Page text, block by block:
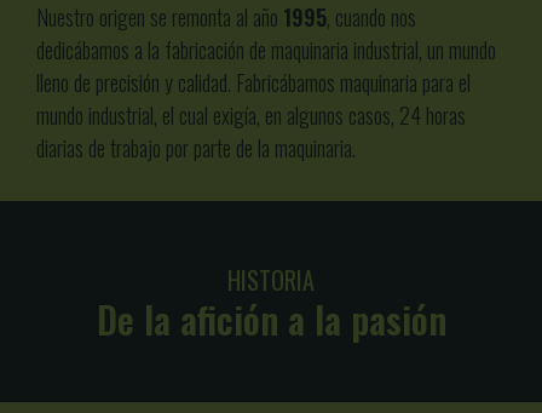
Nuestro origen se remonta al año 1995, cuando nos
dedicábamos a la fabricación de maquinaria industrial, un mundo
lleno de precisión y calidad. Fabricábamos maquinaria para el
mundo industrial, el cual exigía, en algunos casos, 24 horas
diarias de trabajo por parte de la maquinaria.
HISTORIA
De la afición a la pasión